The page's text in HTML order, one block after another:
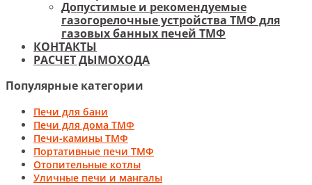
Допустимые и рекомендуемые
газогорелочные устройства ТМФ для
газовых банных печей ТМФ
КОНТАКТЫ
РАСЧЕТ ДЫМОХОДА
Популярные категории
Печи для бани
Печи для дома ТМФ
Печи-камины ТМФ
Портативные печи ТМФ
Отопительные котлы
Уличные печи и мангалы